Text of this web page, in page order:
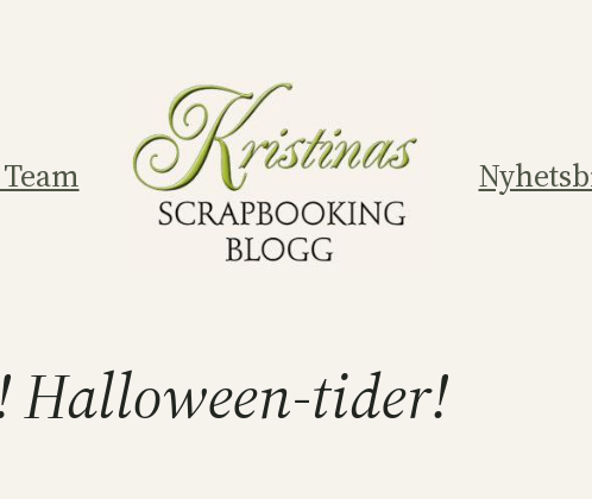
Halloween-tider!